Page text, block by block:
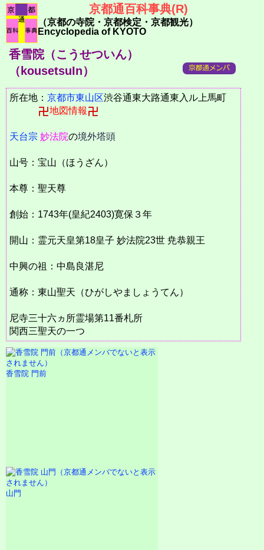
京都通百科事典(R)
（京都の寺院・京都検定・京都観光）
Encyclopedia of KYOTO
香雪院（こうせついん）
（kousetsuIn）
所在地： 京都市東山区渋谷通東大路通東入ル上馬町
地図情報
天台宗 妙法院の境外塔頭
山号：宝山（ほうざん）
本尊：聖天尊
創始：1743年(皇紀2403)寛保３年
開山：霊元天皇第18皇子 妙法院23世 尭恭親王
中興の祖：中島良湛尼
通称：東山聖天（ひがしやましょうてん）
尼寺三十六ヵ所霊場第11番札所
関西三聖天の一つ
香雪院 門前
山門